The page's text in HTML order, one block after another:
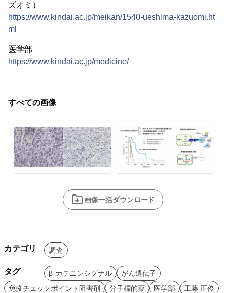
ズオミ）
https://www.kindai.ac.jp/meikan/1540-ueshima-kazuomi.ht
ml
医学部
https://www.kindai.ac.jp/medicine/
すべての画像
画像一括ダウンロード
カテゴリ 調査
タグ β-カテニンシグナル
がん遺伝子
免疫チェックポイント阻害剤
分子標的薬 医学部
工藤 正俊